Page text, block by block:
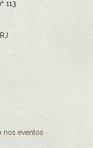
113
nos eventos